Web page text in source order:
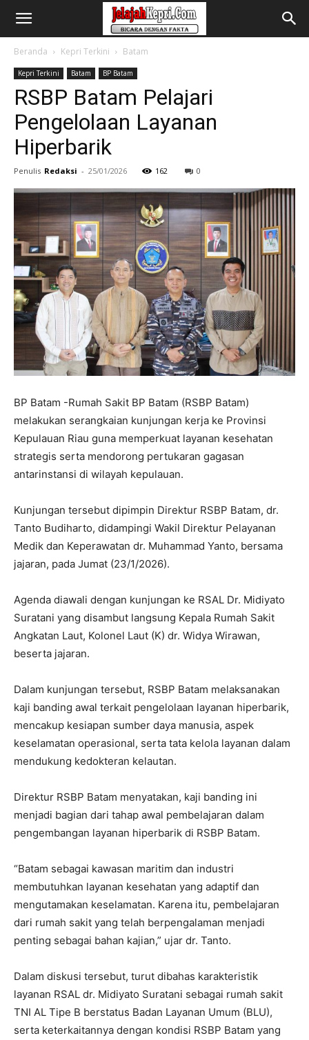
Beranda Kepri Terkini Batam
Kepri Terkini Batam BP Batam
RSBP Batam Pelajari
Pengelolaan Layanan
Hiperbarik
Penulis Redaksi - 25/01/2026 162 0
BP Batam -Rumah Sakit BP Batam (RSBP Batam)
melakukan serangkaian kunjungan kerja ke Provinsi
Kepulauan Riau guna memperkuat layanan kesehatan
strategis serta mendorong pertukaran gagasan
antarinstansi di wilayah kepulauan.
Kunjungan tersebut dipimpin Direktur RSBP Batam, dr.
Tanto Budiharto, didampingi Wakil Direktur Pelayanan
Medik dan Keperawatan dr. Muhammad Yanto, bersama
jajaran, pada Jumat (23/1/2026).
Agenda diawali dengan kunjungan ke RSAL Dr. Midiyato
Suratani yang disambut langsung Kepala Rumah Sakit
Angkatan Laut, Kolonel Laut (K) dr. Widya Wirawan,
beserta jajaran.
Dalam kunjungan tersebut, RSBP Batam melaksanakan
kaji banding awal terkait pengelolaan layanan hiperbarik,
mencakup kesiapan sumber daya manusia, aspek
keselamatan operasional, serta tata kelola layanan dalam
mendukung kedokteran kelautan.
Direktur RSBP Batam menyatakan, kaji banding ini
menjadi bagian dari tahap awal pembelajaran dalam
pengembangan layanan hiperbarik di RSBP Batam.
“Batam sebagai kawasan maritim dan industri
membutuhkan layanan kesehatan yang adaptif dan
mengutamakan keselamatan. Karena itu, pembelajaran
dari rumah sakit yang telah berpengalaman menjadi
penting sebagai bahan kajian,” ujar dr. Tanto.
Dalam diskusi tersebut, turut dibahas karakteristik
layanan RSAL dr. Midiyato Suratani sebagai rumah sakit
TNI AL Tipe B berstatus Badan Layanan Umum (BLU),
serta keterkaitannya dengan kondisi RSBP Batam yang